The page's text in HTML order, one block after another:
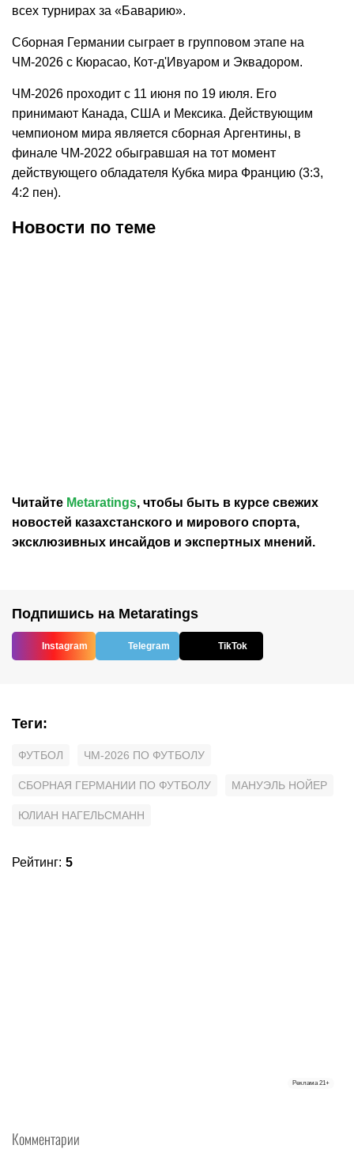
всех турнирах за «Баварию».
Сборная Германии сыграет в групповом этапе на
ЧМ-2026 с Кюрасао, Кот-д'Ивуаром и Эквадором.
ЧМ-2026 проходит с 11 июня по 19 июля. Его
принимают Канада, США и Мексика. Действующим
чемпионом мира является сборная Аргентины, в
финале ЧМ-2022 обыгравшая на тот момент
действующего обладателя Кубка мира Францию (3:3,
4:2 пен).
Новости по теме
Читайте Metaratings, чтобы быть в курсе свежих
новостей казахстанского и мирового спорта,
эксклюзивных инсайдов и экспертных мнений.
Подпишись на Metaratings
Instagram Telegram TikTok
Теги:
ФУТБОЛ ЧМ-2026 ПО ФУТБОЛУ
СБОРНАЯ ГЕРМАНИИ ПО ФУТБОЛУ МАНУЭЛЬ НОЙЕР
ЮЛИАН НАГЕЛЬСМАНН
Рейтинг: 5
Реклама 21+
Комментарии